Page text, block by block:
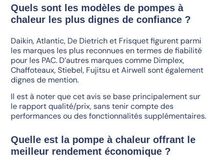
Quels sont les modèles de pompes à
chaleur les plus dignes de confiance ?
Daikin, Atlantic, De Dietrich et Frisquet figurent parmi
les marques les plus reconnues en termes de fiabilité
pour les PAC. D’autres marques comme Dimplex,
Chaffoteaux, Stiebel, Fujitsu et Airwell sont également
dignes de mention.
Il est à noter que cet avis se base principalement sur
le rapport qualité/prix, sans tenir compte des
performances ou des fonctionnalités supplémentaires.
Quelle est la pompe à chaleur offrant le
meilleur rendement économique ?